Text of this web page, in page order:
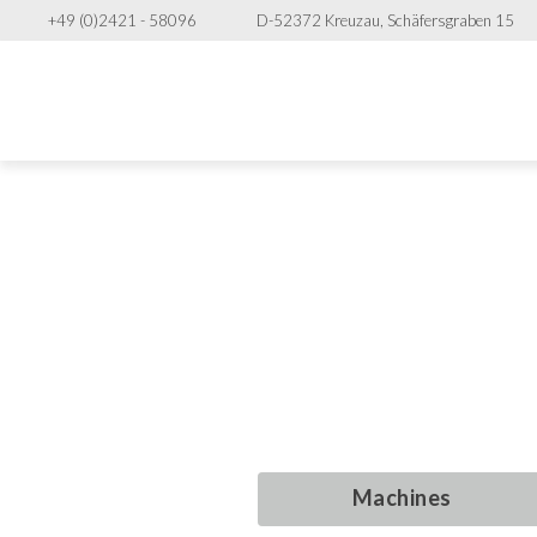
+49 (0)2421 - 58096 D-52372 Kreuzau, Schäfersgraben 15
Machines
Machines
Machines
Machines